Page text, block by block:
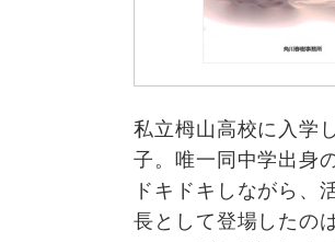
私立栂山高校に入学
子。唯一同中学出身
ドキドキしながら、
長として登場したの